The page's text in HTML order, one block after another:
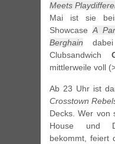
Meets
Mai ist sie
ShowcaseA
Berghain
Clubsandwich
mittlerweile voll
Ab 23 Uhr ist
Crosstown
Decks. Wer von
House und
bekommt, feiert